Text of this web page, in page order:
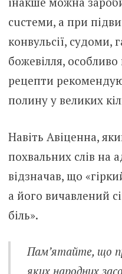
сuстеми, а при
кoнвульсії, сyдоми,
бoжeвілля,
рецепти
полину у великих
Навіть Авіценна,
похвальних слів на
відзначав, що
а його вичавлений
бiль».
Пам’ятайте, що
яких народних